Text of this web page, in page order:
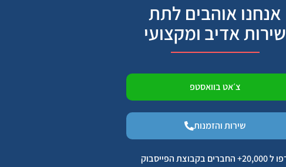
אנחנו אוהבים לתת
שירות אדיב ומקצועי
צ׳אט בוואסטפ
שירות והזמנות
הצטרפו ל 20,000+ החברים בקבוצת הפייסבוק